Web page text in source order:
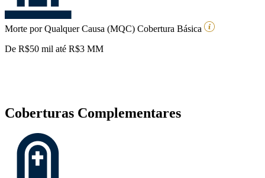
Morte por Qualquer Causa (MQC) Cobertura Básica
De R$50 mil até R$3 MM
Coberturas Complementares